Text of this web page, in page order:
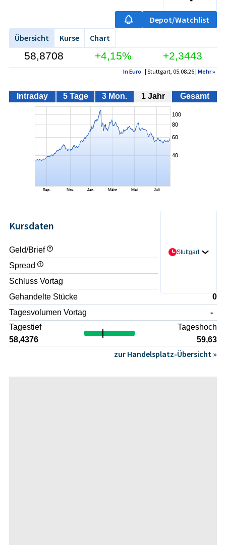
Depot/Watchlist
Übersicht
Kurse Chart
58,8708 +4,15% +2,3443
In Euro : | Stuttgart, 05.08.26 | Mehr»
Intraday 5 Tage 3 Mon. 1 Jahr Gesamt
Kursdaten
Stuttgart
Geld/Brief
- / -
Spread
Schluss Vortag
Gehandelte Stücke
0
Tagesvolumen Vortag
-
Tagestief
58,4376
Tageshoch
59,63
zur Handelsplatz-Übersicht »